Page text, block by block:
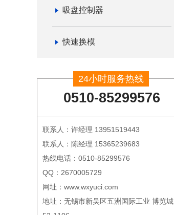
吸盘控制器
快速换模
24小时服务热线
0510-85299576
联系人：许经理 13951519443
联系人：陈经理 15365239683
热线电话：0510-85299576
QQ：2670005729
网址：www.wxyuci.com
地址：无锡市新吴区五洲国际工业 博览城